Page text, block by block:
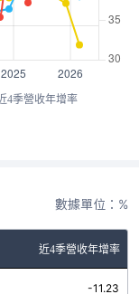
4季營收年增率
數據單位：%
近4季營收年增率
-11.23